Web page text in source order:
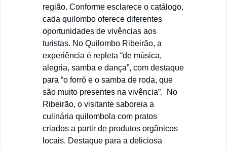
região. Conforme esclarece o catálogo,
cada quilombo oferece diferentes
oportunidades de vivências aos
turistas. No Quilombo Ribeirão, a
experiência é repleta “de música,
alegria, samba e dança”, com destaque
para “o forró e o samba de roda, que
são muito presentes na vivência”. No
Ribeirão, o visitante saboreia a
culinária quilombola com pratos
criados a partir de produtos orgânicos
locais. Destaque para a deliciosa